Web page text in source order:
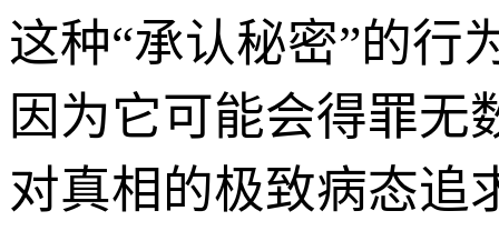
这种“承认秘密”的行
因为它可能会得罪无
对真相的极致病态追